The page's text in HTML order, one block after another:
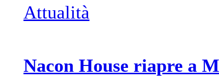
Attualità
Nacon House riapre a